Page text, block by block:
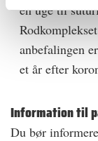
en uge til
anbefalingen
et år efter
Information til
Du bør